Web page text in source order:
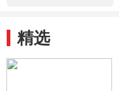
精选